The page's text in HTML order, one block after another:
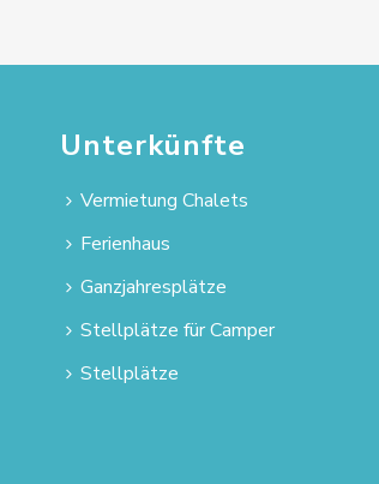
Unterkünfte
Vermietung Chalets
Ferienhaus
Ganzjahresplätze
Stellplätze für Camper
Stellplätze